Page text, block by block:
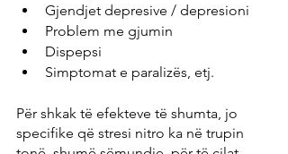
Gjendjet depresive / depresioni
Problem me gjumin
Dispepsi
Simptomat e paralizës, etj.
Për shkak të efekteve të shumta, jo
specifike që stresi nitro ka në trupin